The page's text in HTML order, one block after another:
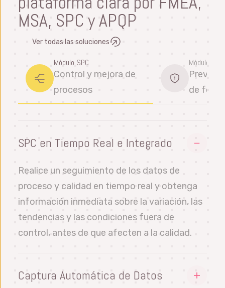
MSA, SPC y APQP
Ver todas las soluciones
Módulo SPC
Control y mejora de
procesos
Módulo
de
SPC en Tiempo Real e Integrado
Realice un seguimiento de los datos de
proceso y calidad en tiempo real y obtenga
información inmediata sobre la variación, las
tendencias y las condiciones fuera de
control, antes de que afecten a la calidad.
Captura Automática de Datos